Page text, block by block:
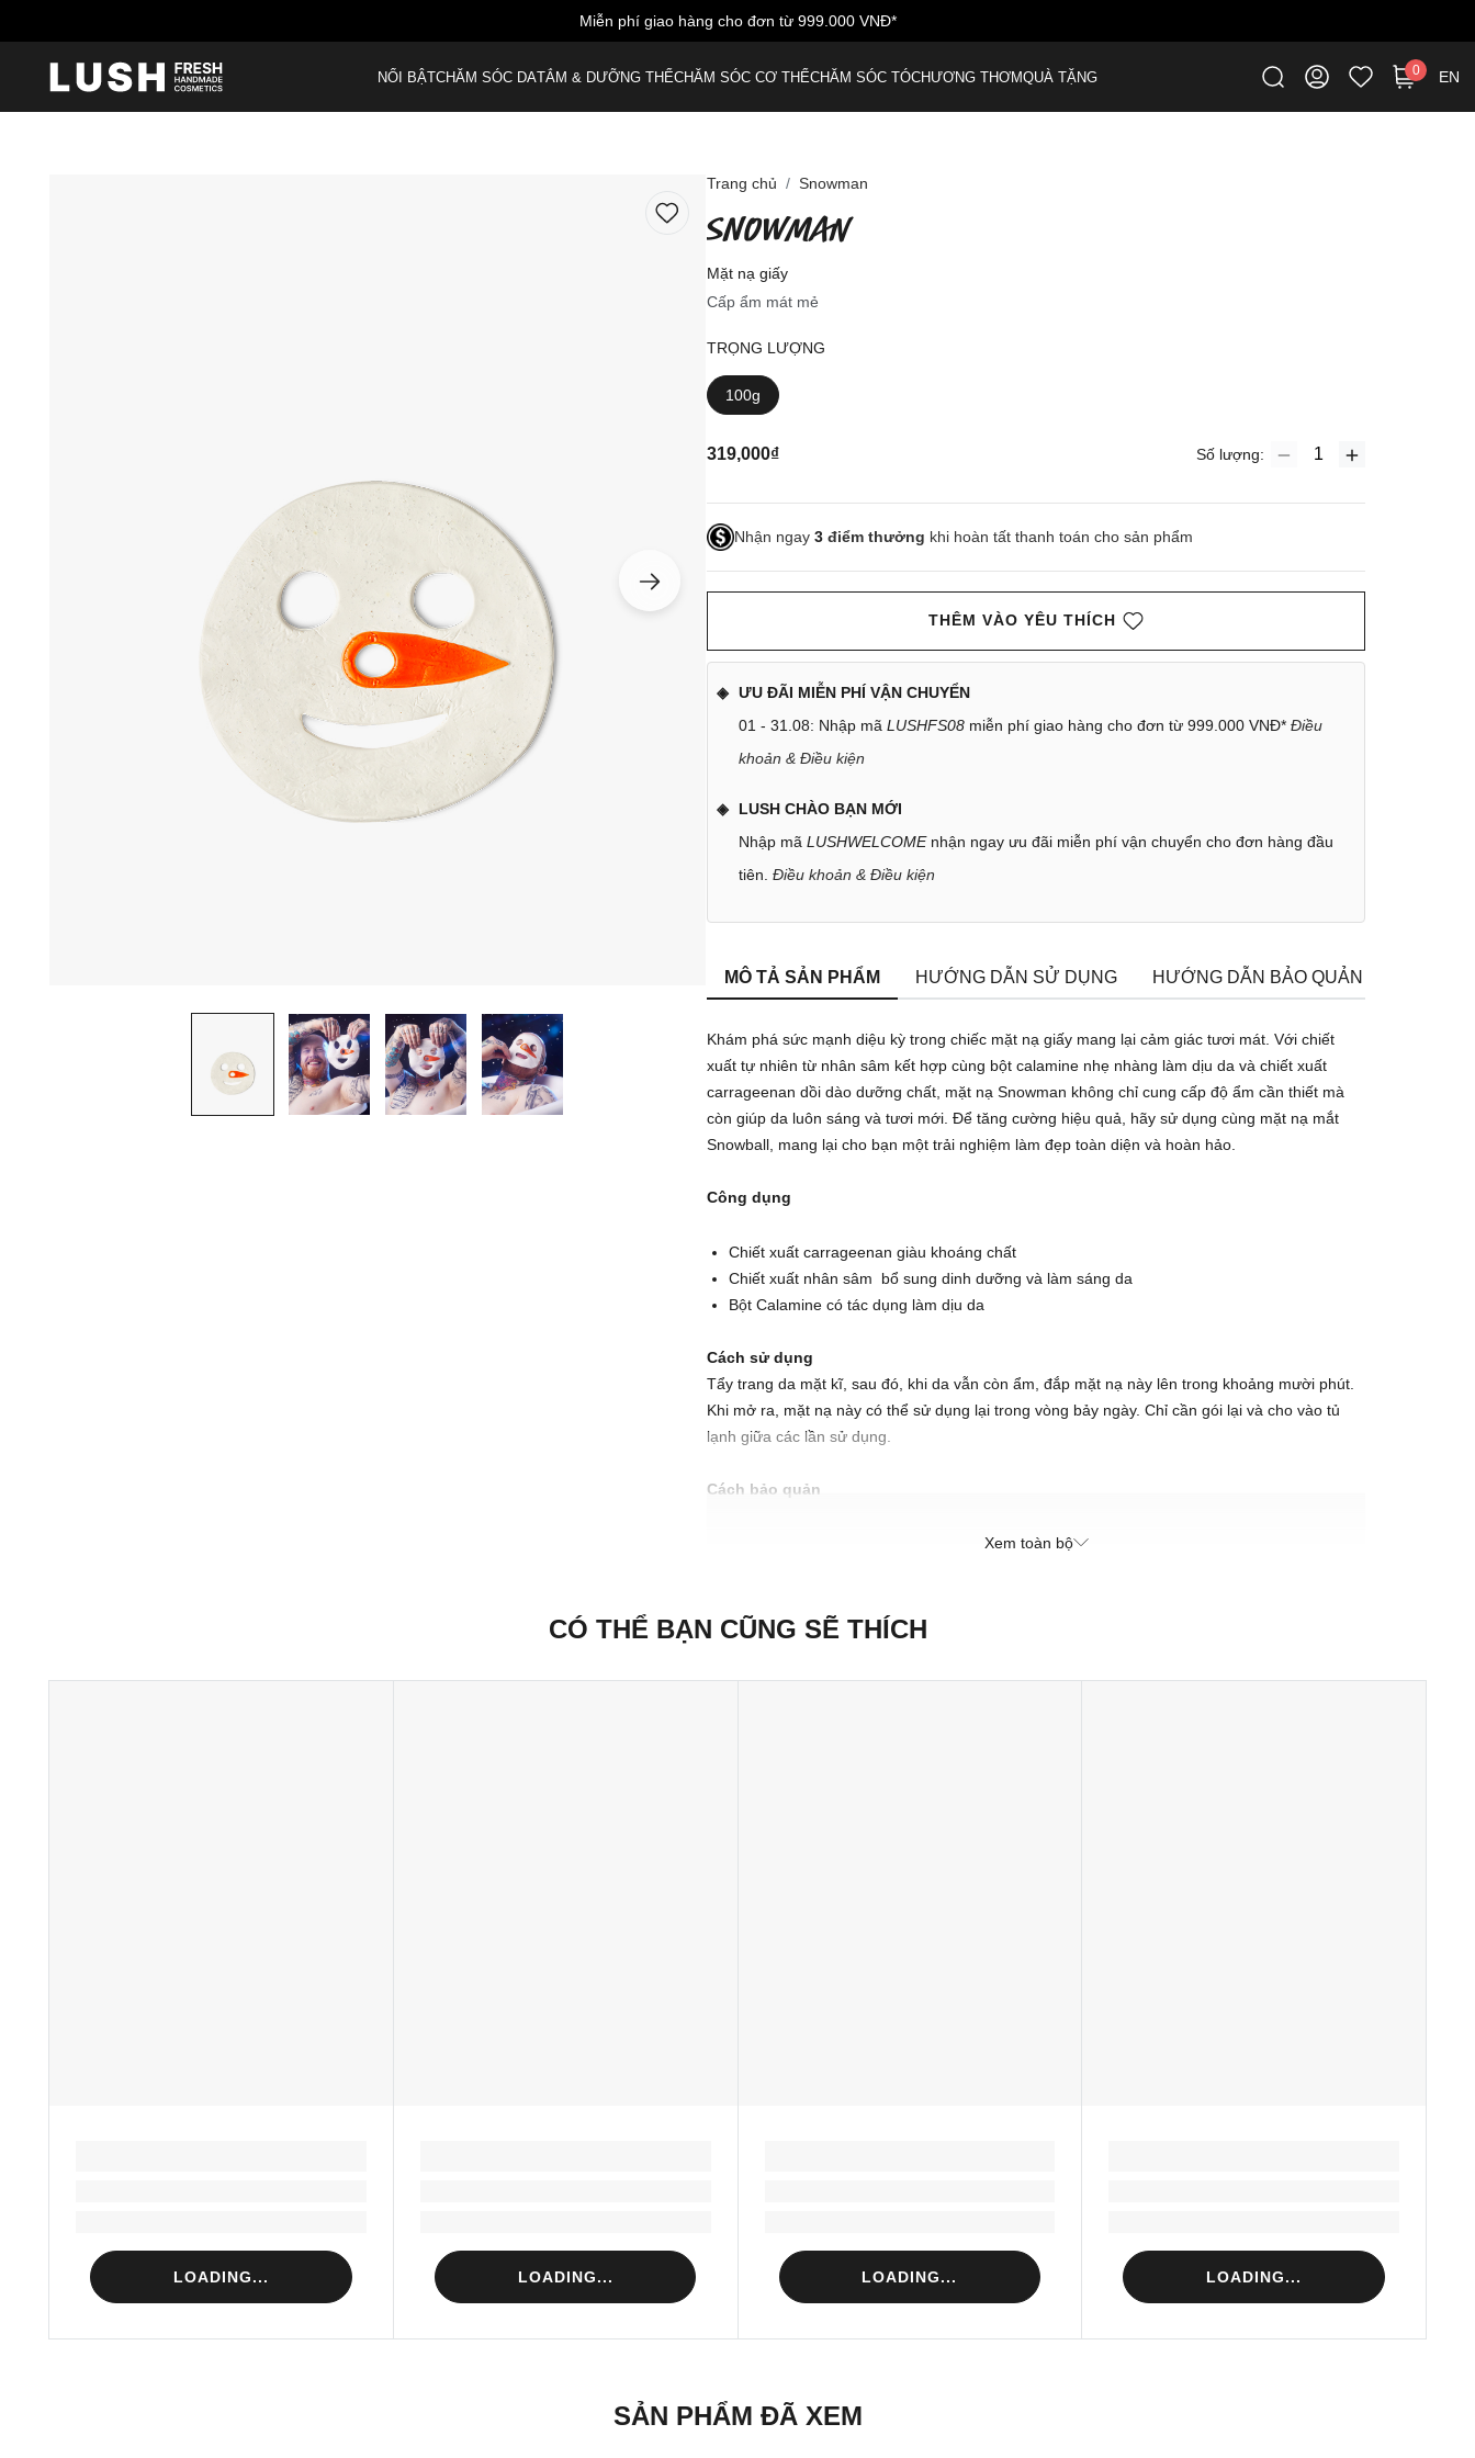
Miễn phí giao hàng cho đơn từ 999.000 VNĐ*
NỔI BẬTCHĂM SÓC DATẮM & DƯỠNG THỂCHĂM SÓC CƠ THỂCHĂM SÓC TÓCHƯƠNG THƠMQUÀ TẶNG 0 EN
Trang chủ Snowman
SNOWMAN
Mặt nạ giấy
Cấp ẩm mát mẻ
TRỌNG LƯỢNG
100g
319,000₫ Số lượng:
Nhận ngay 3 điểm thưởng khi hoàn tất thanh toán cho sản phẩm
THÊM VÀO YÊU THÍCH
ƯU ĐÃI MIỄN PHÍ VẬN CHUYỂN
01 - 31.08: Nhập mã LUSHFS08 miễn phí giao hàng cho đơn từ 999.000 VNĐ* Điều
khoản & Điều kiện
LUSH CHÀO BẠN MỚI
Nhập mã LUSHWELCOMEnhận ngay ưu đãi miễn phí vận chuyển cho đơn hàng đầu
tiên. Điều khoản & Điều kiện
MÔ TẢ SẢN PHẨM HƯỚNG DẪN SỬ DỤNG HƯỚNG DẪN BẢO QUẢN
Khám phá sức mạnh diệu kỳ trong chiếc mặt nạ giấy mang lại cảm giác tươi mát. Với chiết
xuất tự nhiên từ nhân sâm kết hợp cùng bột calamine nhẹ nhàng làm dịu da và chiết xuất
carrageenan dồi dào dưỡng chất, mặt nạ Snowman không chỉ cung cấp độ ẩm cần thiết mà
còn giúp da luôn sáng và tươi mới. Để tăng cường hiệu quả, hãy sử dụng cùng mặt nạ mắt
Snowball, mang lại cho bạn một trải nghiệm làm đẹp toàn diện và hoàn hảo.
Công dụng
Chiết xuất carrageenan giàu khoáng chất
Chiết xuất nhân sâm bổ sung dinh dưỡng và làm sáng da
Bột Calamine có tác dụng làm dịu da
Cách sử dụng
Tẩy trang da mặt kĩ, sau đó, khi da vẫn còn ẩm, đắp mặt nạ này lên trong khoảng mười phút.
Khi mở ra, mặt nạ này có thể sử dụng lại trong vòng bảy ngày. Chỉ cần gói lại và cho vào tủ
lạnh giữa các lần sử dụng.
Cách bảo quản
Xem toàn bộ
CÓ THỂ BẠN CŨNG SẼ THÍCH
LOADING... LOADING... LOADING... LOADING...
SẢN PHẨM ĐÃ XEM